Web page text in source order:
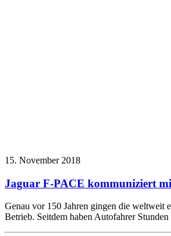
15. November 2018
Jaguar F-PACE kommuniziert
Genau vor 150 Jahren gingen die weltweit
Betrieb. Seitdem haben Autofahrer